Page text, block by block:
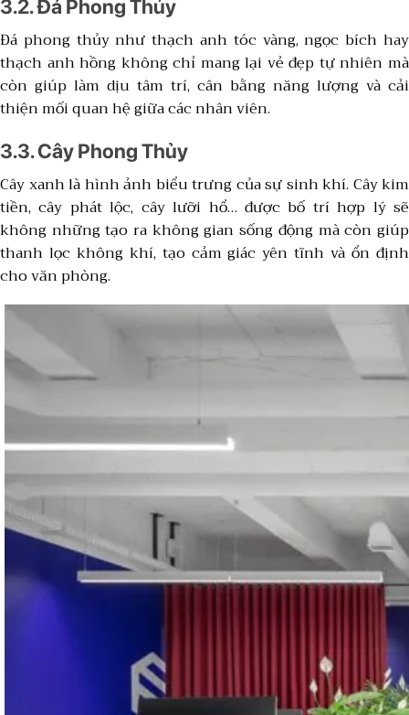
3.2. Đá Phong Thủy
Đá phong thủy như thạch anh tóc vàng, ngọc bích hay
thạch anh hồng không chỉ mang lại vẻ đẹp tự nhiên mà
còn giúp làm dịu tâm trí, cân bằng năng lượng và cải
thiện mối quan hệ giữa các nhân viên.
3.3. Cây Phong Thủy
Cây xanh là hình ảnh biểu trưng của sự sinh khí. Cây kim
tiền, cây phát lộc, cây lưỡi hổ… được bố trí hợp lý sẽ
không những tạo ra không gian sống động mà còn giúp
thanh lọc không khí, tạo cảm giác yên tĩnh và ổn định
cho văn phòng.